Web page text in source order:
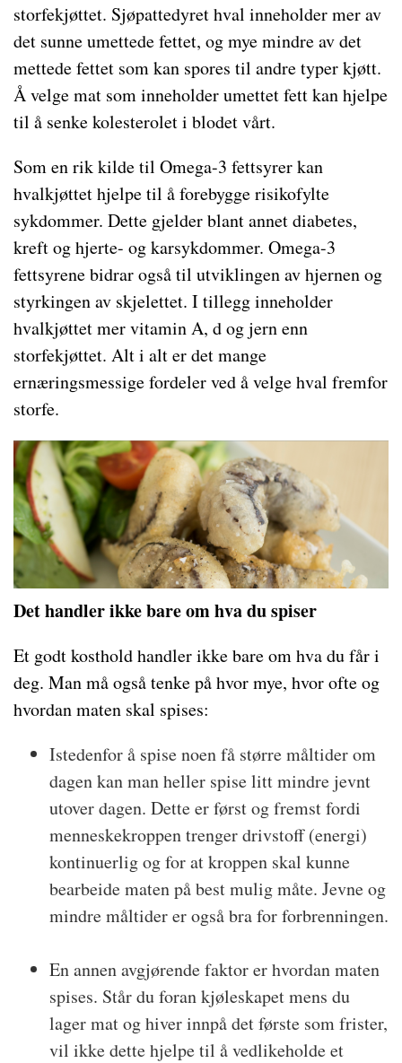
storfekjøttet. Sjøpattedyret hval inneholder mer av
det sunne umettede fettet, og mye mindre av det
mettede fettet som kan spores til andre typer kjøtt.
Å velge mat som inneholder umettet fett kan hjelpe
til å senke kolesterolet i blodet vårt.
Som en rik kilde til Omega-3 fettsyrer kan
hvalkjøttet hjelpe til å forebygge risikofylte
sykdommer. Dette gjelder blant annet diabetes,
kreft og hjerte- og karsykdommer. Omega-3
fettsyrene bidrar også til utviklingen av hjernen og
styrkingen av skjelettet. I tillegg inneholder
hvalkjøttet mer vitamin A, d og jern enn
storfekjøttet. Alt i alt er det mange
ernæringsmessige fordeler ved å velge hval fremfor
storfe.
Det handler ikke bare om hva du spiser
Et godt kosthold handler ikke bare om hva du får i
deg. Man må også tenke på hvor mye, hvor ofte og
hvordan maten skal spises:
Istedenfor å spise noen få større måltider om
dagen kan man heller spise litt mindre jevnt
utover dagen. Dette er først og fremst fordi
menneskekroppen trenger drivstoff (energi)
kontinuerlig og for at kroppen skal kunne
bearbeide maten på best mulig måte. Jevne og
mindre måltider er også bra for forbrenningen.
En annen avgjørende faktor er hvordan maten
spises. Står du foran kjøleskapet mens du
lager mat og hiver innpå det første som frister,
vil ikke dette hjelpe til å vedlikeholde et